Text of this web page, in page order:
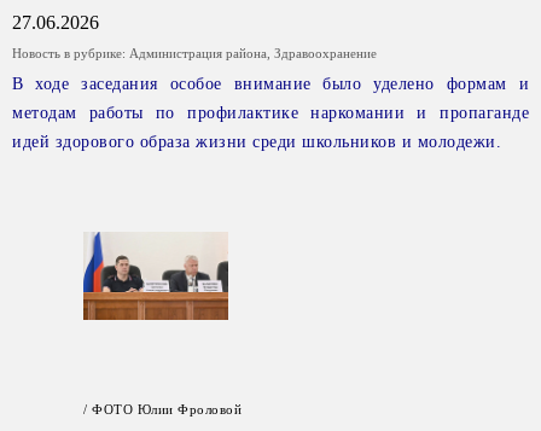
27.06.2026
Новость в рубрике: Администрация района Здравоохранение
В ходе заседания особое внимание было уделено формам и
методам работы по профилактике наркомании и пропаганде
идей здорового образа жизни среди школьников и молодежи.
/ ФОТО Юлии Фроловой